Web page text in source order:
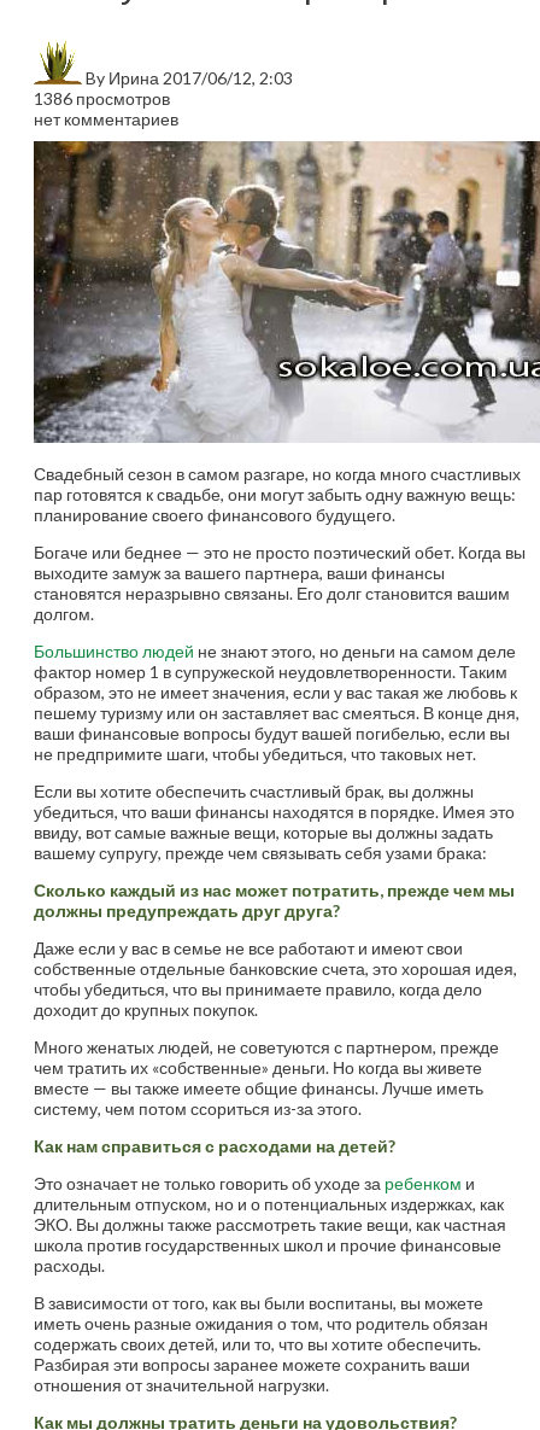
By Ирина 2017/06/12, 2:03
1386 просмотров
нет комментариев
Свадебный сезон в самом разгаре, но когда много счастливых
пар готовятся к свадьбе, они могут забыть одну важную вещь:
планирование своего финансового будущего.
Богаче или беднее — это не просто поэтический обет. Когда вы
выходите замуж за вашего партнера, ваши финансы
становятся неразрывно связаны. Его долг становится вашим
долгом.
Большинство людей не знают этого, но деньги на самом деле
фактор номер 1 в супружеской неудовлетворенности. Таким
образом, это не имеет значения, если у вас такая же любовь к
пешему туризму или он заставляет вас смеяться. В конце дня,
ваши финансовые вопросы будут вашей погибелью, если вы
не предпримите шаги, чтобы убедиться, что таковых нет.
Если вы хотите обеспечить счастливый брак, вы должны
убедиться, что ваши финансы находятся в порядке. Имея это
ввиду, вот самые важные вещи, которые вы должны задать
вашему супругу, прежде чем связывать себя узами брака:
Сколько каждый из нас может потратить, прежде чем мы
должны предупреждать друг друга?
Даже если у вас в семье не все работают и имеют свои
собственные отдельные банковские счета, это хорошая идея,
чтобы убедиться, что вы принимаете правило, когда дело
доходит до крупных покупок.
Много женатых людей, не советуются с партнером, прежде
чем тратить их «собственные» деньги. Но когда вы живете
вместе — вы также имеете общие финансы. Лучше иметь
систему, чем потом ссориться из-за этого.
Как нам справиться с расходами на детей?
Это означает не только говорить об уходе за ребенком и
длительным отпуском, но и о потенциальных издержках, как
ЭКО. Вы должны также рассмотреть такие вещи, как частная
школа против государственных школ и прочие финансовые
расходы.
В зависимости от того, как вы были воспитаны, вы можете
иметь очень разные ожидания о том, что родитель обязан
содержать своих детей, или то, что вы хотите обеспечить.
Разбирая эти вопросы заранее можете сохранить ваши
отношения от значительной нагрузки.
Как мы должны тратить деньги на удовольствия?